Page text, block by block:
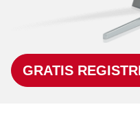
GRATIS